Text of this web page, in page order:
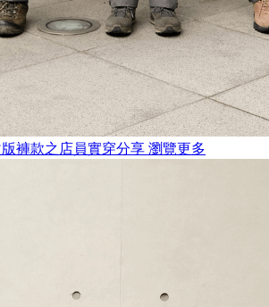
版褲款之店員實穿分享 瀏覽更多